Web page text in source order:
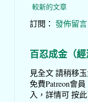
較新的文章
訂閱： 發佈留
百忍成金（
見全文 請稍移
免費Patreon會
入，詳情可 按